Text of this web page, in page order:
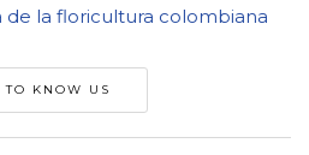
de la floricultura colombiana
TO KNOW US